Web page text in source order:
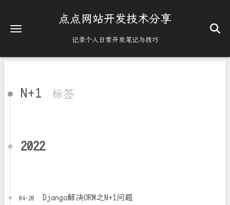
点点网站开发技术分享
记录个人日常开发笔记与技巧
N+1 标签
2022
04-20 Django解决ORM之N+1问题